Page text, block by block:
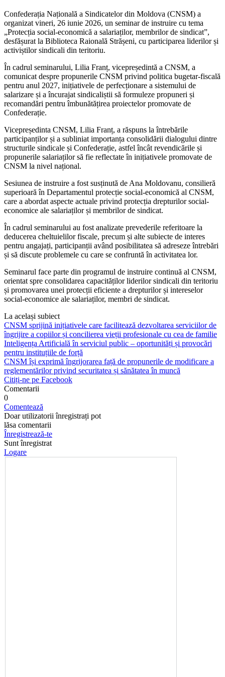
Confederația Națională a Sindicatelor din Moldova (CNSM) a
organizat vineri, 26 iunie 2026, un seminar de instruire cu tema
„Protecția social-economică a salariaților, membrilor de sindicat”,
desfășurat la Biblioteca Raională Strășeni, cu participarea liderilor și
activiștilor sindicali din teritoriu.
În cadrul seminarului, Lilia Franț, vicepreședintă a CNSM, a
comunicat despre propunerile CNSM privind politica bugetar-fiscală
pentru anul 2027, inițiativele de perfecționare a sistemului de
salarizare și a încurajat sindicaliștii să formuleze propuneri și
recomandări pentru îmbunătățirea proiectelor promovate de
Confederație.
Vicepreședinta CNSM, Lilia Franț, a răspuns la întrebările
participanților și a subliniat importanța consolidării dialogului dintre
structurile sindicale și Confederație, astfel încât revendicările și
propunerile salariaților să fie reflectate în inițiativele promovate de
CNSM la nivel național.
Sesiunea de instruire a fost susținută de Ana Moldovanu, consilieră
superioară în Departamentul protecție social-economică al CNSM,
care a abordat aspecte actuale privind protecția drepturilor social-
economice ale salariaților și membrilor de sindicat.
În cadrul seminarului au fost analizate prevederile referitoare la
deducerea cheltuielilor fiscale, precum și alte subiecte de interes
pentru angajați, participanții având posibilitatea să adreseze întrebări
și să discute problemele cu care se confruntă în activitatea lor.
Seminarul face parte din programul de instruire continuă al CNSM,
orientat spre consolidarea capacităților liderilor sindicali din teritoriu
și promovarea unei protecții eficiente a drepturilor și intereselor
social-economice ale salariaților, membri de sindicat.
La același subiect
CNSM sprijină inițiativele care facilitează dezvoltarea serviciilor de
îngrijire a copiilor și concilierea vieții profesionale cu cea de familie
Inteligența Artificială în serviciul public – oportunități și provocări
pentru instituțiile de forță
CNSM își exprimă îngrijorarea față de propunerile de modificare a
reglementărilor privind securitatea și sănătatea în muncă
Citiți-ne pe Facebook
Comentarii
0
Comentează
Doar utilizatorii înregistrați pot
lăsa comentarii
Înregistrează-te
Sunt înregistrat
Logare